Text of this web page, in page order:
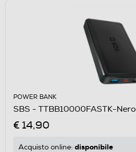
POWER BANK
SBS - TTBB10000FASTK-Nero
€ 14,90
Acquisto online: disponibile